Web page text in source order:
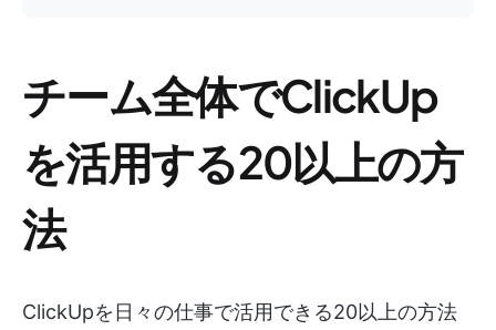
チーム全体でClickUp
を活用する20以上の方
法
ClickUpを日々の仕事で活用できる20以上の方法